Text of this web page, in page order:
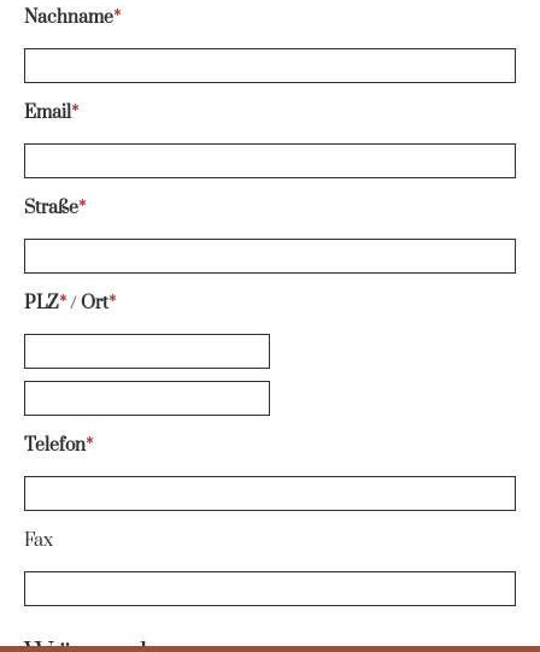
Nachname*
Email*
Straße*
PLZ*/Ort*
Telefon*
Fax